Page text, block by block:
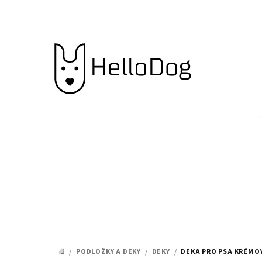
DOMŮ
/ PODLOŽKY A DEKY / DEKY / DEKA PRO PSA